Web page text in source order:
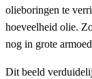
olieboringen te
hoeveelheid olie.
nog in grote
Dit beeld